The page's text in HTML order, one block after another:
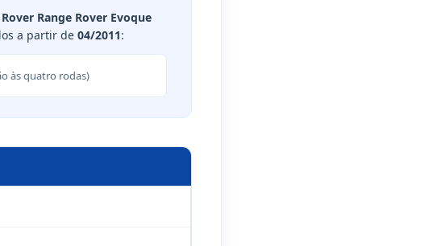
Range Rover Evoque
a partir de 04/2011:
às quatro rodas)